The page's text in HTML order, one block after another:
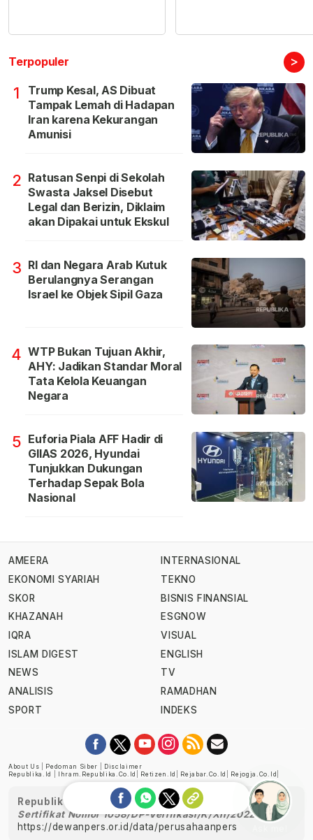
Terpopuler >
1
Trump Kesal, AS Dibuat
Tampak Lemah di Hadapan
Iran karena Kekurangan
Amunisi
2 Ratusan Senpi di Sekolah
Swasta Jaksel Disebut
Legal dan Berizin, Diklaim
akan Dipakai untuk Ekskul
3 RI dan Negara Arab Kutuk
Berulangnya Serangan
Israel ke Objek Sipil Gaza
4 WTP Bukan Tujuan Akhir,
AHY: Jadikan Standar Moral
Tata Kelola Keuangan
Negara
5 Euforia Piala AFF Hadir di
GIIAS 2026, Hyundai
Tunjukkan Dukungan
Terhadap Sepak Bola
Nasional
AMEERA
EKONOMI SYARIAH
SKOR
KHAZANAH
IQRA
ISLAM DIGEST
NEWS
ANALISIS
SPORT
INTERNASIONAL
TEKNO
BISNIS FINANSIAL
ESGNOW
VISUAL
ENGLISH
TV
RAMADHAN
INDEKS
About Us Pedoman Siber
Disclaimer
Republika.id
Ihram.republika.co.id Retizen.id Rejabar.co.id Rejogja.co.id
Republika telah diverifikasi oleh Dewan Pers
Sertifikat Nomor 1058/DP-Verifikasi/K/XII/2022
https://dewanpers.or.id/data/perusahaanpers